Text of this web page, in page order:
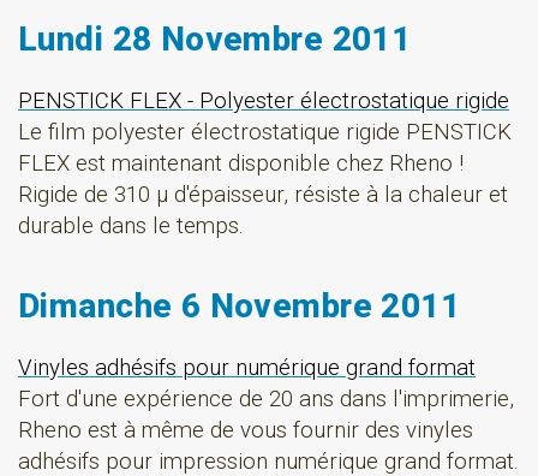
Lundi 28 Novembre 2011
PENSTICK FLEX - Polyester électrostatique rigide
Le film polyester électrostatique rigide PENSTICK
FLEX est maintenant disponible chez Rheno !
Rigide de 310 µ d'épaisseur, résiste à la chaleur et
durable dans le temps.
Dimanche 6 Novembre 2011
Vinyles adhésifs pour numérique grand format
Fort d'une expérience de 20 ans dans l'imprimerie,
Rheno est à même de vous fournir des vinyles
adhésifs pour impression numérique grand format.